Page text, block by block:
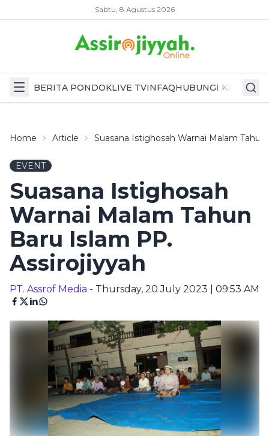
Sabtu, 8 Agustus 2026
BERITA PONDOKLIVE TVINFAQHUBUNGI KAMI
Home Article Suasana Istighosah Warnai Malam
EVENT
Suasana Istighosah
Warnai Malam Tahun
Baru Islam PP.
Assirojiyyah
PT. Assrof Media - Thursday, 20 July 2023 | 09:53 AM